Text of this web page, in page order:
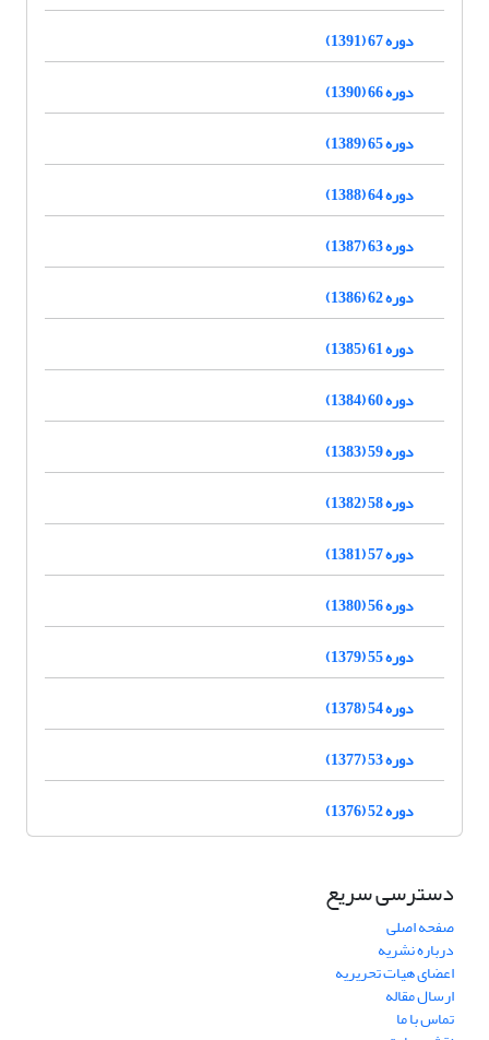
دوره 67 (1391)
دوره 66 (1390)
دوره 65 (1389)
دوره 64 (1388)
دوره 63 (1387)
دوره 62 (1386)
دوره 61 (1385)
دوره 60 (1384)
دوره 59 (1383)
دوره 58 (1382)
دوره 57 (1381)
دوره 56 (1380)
دوره 55 (1379)
دوره 54 (1378)
دوره 53 (1377)
دوره 52 (1376)
دسترسی سریع
صفحه اصلی
درباره نشریه
اعضای هیات تحریریه
ارسال مقاله
تماس با ما